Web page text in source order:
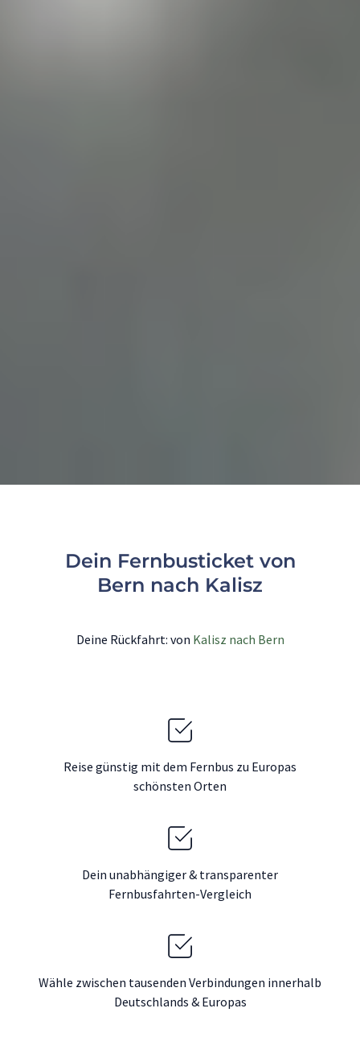
Dein Fernbusticket von
Bern nach Kalisz
Deine Rückfahrt: von Kalisz nach Bern
Reise günstig mit dem Fernbus zu Europas
schönsten Orten
Dein unabhängiger & transparenter
Fernbusfahrten-Vergleich
Wähle zwischen tausenden Verbindungen innerhalb
Deutschlands & Europas